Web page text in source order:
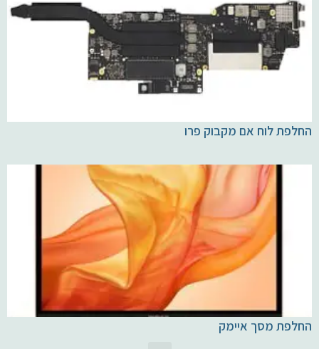
החלפת לוח אם מקבוק פרו
החלפת מסך איימק